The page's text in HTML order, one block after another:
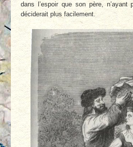
dans l’espoir que son père, n’ayant
déciderait plus facilement.